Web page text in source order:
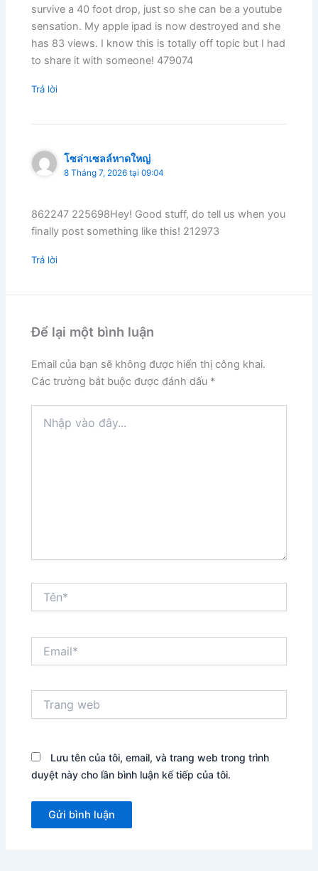
survive a 40 foot drop, just so she can be a youtube
sensation. My apple ipad is now destroyed and she
has 83 views. I know this is totally off topic but I had
to share it with someone! 479074
Trả lời
โซล่าเซลล์หาดใหญ่
8 Tháng 7, 2026 tại 09:04
862247 225698Hey! Good stuff, do tell us when you
finally post something like this! 212973
Trả lời
Để lại một bình luận
Email của bạn sẽ không được hiển thị công khai.
Các trường bắt buộc được đánh dấu *
vào
web
Lưu tên của tôi, email, và trang web trong trình
duyệt này cho lần bình luận kế tiếp của tôi.